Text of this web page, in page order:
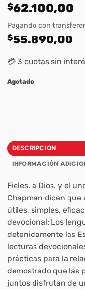
$62.100,00
Pagando con
$55.890,00
💳 3 cuotas sin
Agotado
DESCRIPCIÓN
INFORMACIÓN
Fieles. a Dios. y el
Chapman dicen que
útiles, simples,
devocional: Los
detenidamente las
lecturas
prácticas para la
demostrado que las
juntos disfrutan de